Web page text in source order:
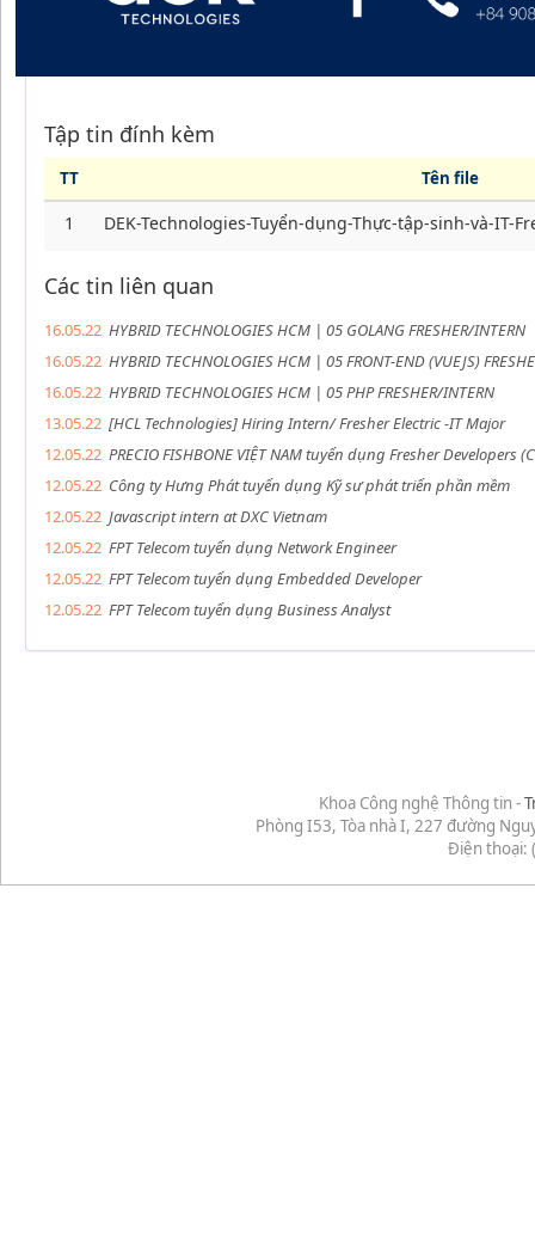
Tập tin đính kèm
TT Tên file
1 DEK-Technologies-Tuyển-dụng-Thực-tập-sinh-và-IT-
Các tin liên quan
16.05.22 HYBRID TECHNOLOGIES HCM | 05 GOLANG FRESHER/INTERN
16.05.22 HYBRID TECHNOLOGIES HCM | 05 FRONT-END (VUEJS)
16.05.22 HYBRID TECHNOLOGIES HCM | 05 PHP FRESHER/INTERN
13.05.22 [HCL Technologies] Hiring Intern/ Fresher Electric -IT Major
12.05.22 PRECIO FISHBONE VIỆT NAM tuyển dụng Fresher Developers
12.05.22 Công ty Hưng Phát tuyển dụng Kỹ sư phát triển phần mềm
12.05.22 Javascript intern at DXC Vietnam
12.05.22 FPT Telecom tuyển dụng Network Engineer
12.05.22 FPT Telecom tuyển dụng Embedded Developer
12.05.22 FPT Telecom tuyển dụng Business Analyst
Khoa Công nghệ Thông tin -
Phòng I53, Tòa nhà I, 227 đường
Điện thoại: